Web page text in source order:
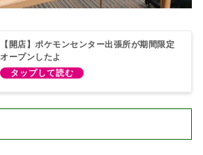
【開店】ポケモンセンター出張所が期間限定
オープンしたよ